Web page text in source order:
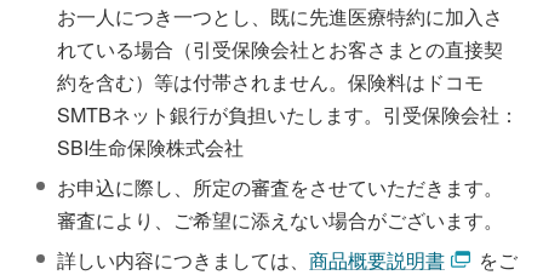
お一人につき一つとし、既に先進医療特約に加入さ
れている場合（引受保険会社とお客さまとの直接契
約を含む）等は付帯されません。保険料はドコモ
SMTBネット銀行が負担いたします。引受保険会社：
SBI生命保険株式会社
お申込に際し、所定の審査をさせていただきます。
審査により、ご希望に添えない場合がございます。
詳しい内容につきましては、 商品概要説明書
をご